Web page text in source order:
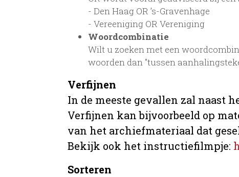
- Den Haag OR ’s-Gravenhage
- Vereeniging OR Vereniging
Woordcombinatie
Wilt u zoeken met een
woorden dan "tussen
Verfijnen
In de meeste gevallen zal naast
Verfijnen kan bijvoorbeeld op
van het archiefmateriaal dat
Bekijk ook het instructiefilmpje:
Sorteren